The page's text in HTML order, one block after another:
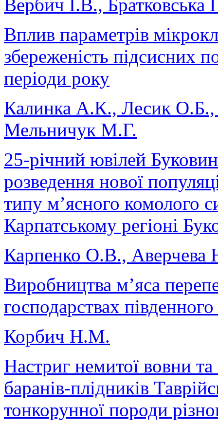
Вербич І.В., Братковська
Вплив параметрів
збереженість підсисних
періоди року
Калинка А.К., Лесик
Мельничук М.Г.
25-річний ювілей
розведення нової
типу м’ясного комолого
Карпатському регіоні
Карпенко О.В., Аверчева
Виробництва м’яса
господарствах
Корбич Н.М.
Настриг немитої вовни
баранів-плідників
тонкорунної породи